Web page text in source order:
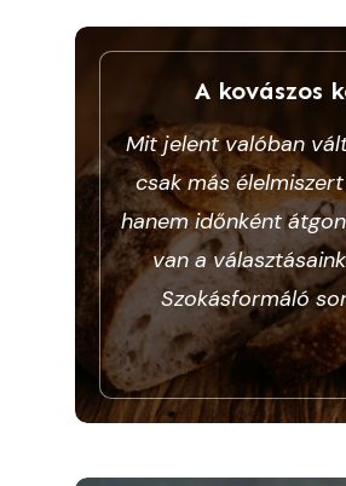
A kovászos
Mit jelent valóban
csak más
hanem időnként
van a
Szokásformáló